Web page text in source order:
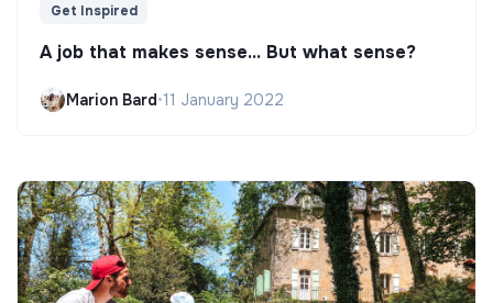
Get Inspired
A job that makes sense... But what sense?
Marion Bard•11 January 2022